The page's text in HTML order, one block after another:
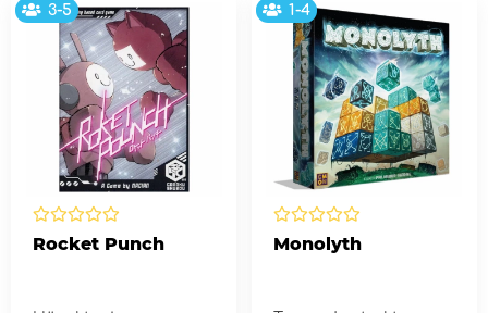
3-5
Rocket Punch
1-4
Monolyth